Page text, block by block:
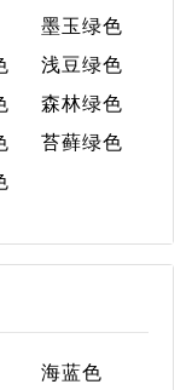
墨玉绿色
浅豆绿色
森林绿色
苔藓绿色
海蓝色